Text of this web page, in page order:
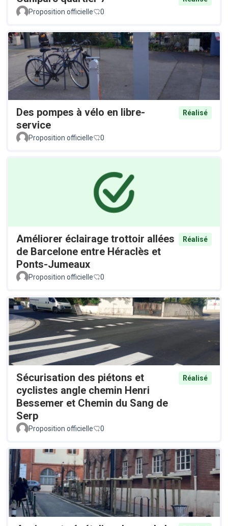
Proposition officielle
0
Des pompes à vélo en libre-
service
Réalisé
Proposition officielle 0
Améliorer éclairage trottoir allées
de Barcelone entre Héraclès et
Ponts-Jumeaux
Réalisé
Proposition officielle 0
Sécurisation des piétons et
cyclistes angle chemin Henri
Bessemer et Chemin du Sang de
Serp
Réalisé
Proposition officielle 0